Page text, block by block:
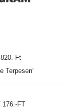
Ft
Terpesen”
176.-FT